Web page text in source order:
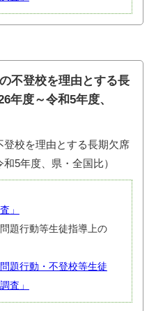
不登校を理由とする長
年度～令和5年度、
」
題行動等生徒指導上の
題行動・不登校等生徒
査」